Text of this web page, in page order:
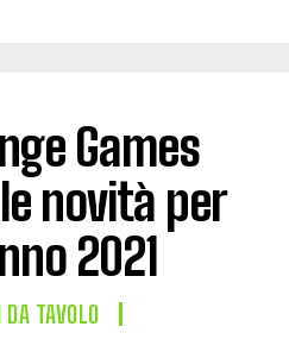
Games
novità per
2021
DA TAVOLO